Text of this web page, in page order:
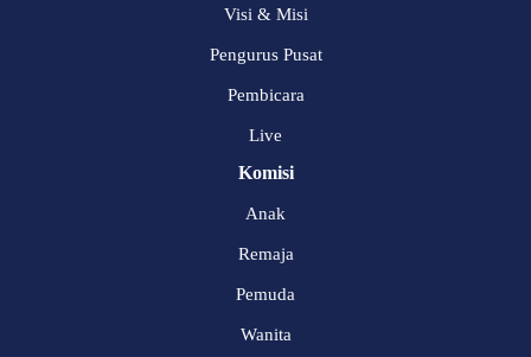
Visi & Misi
Pengurus Pusat
Pembicara
Live
Komisi
Anak
Remaja
Pemuda
Wanita